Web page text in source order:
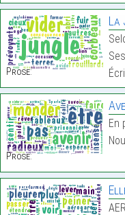
Prose:
La
Prose: